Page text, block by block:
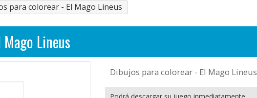
para colorear - El Mago Lineus
Lineus
Dibujos para colorear - El Mago Lineus